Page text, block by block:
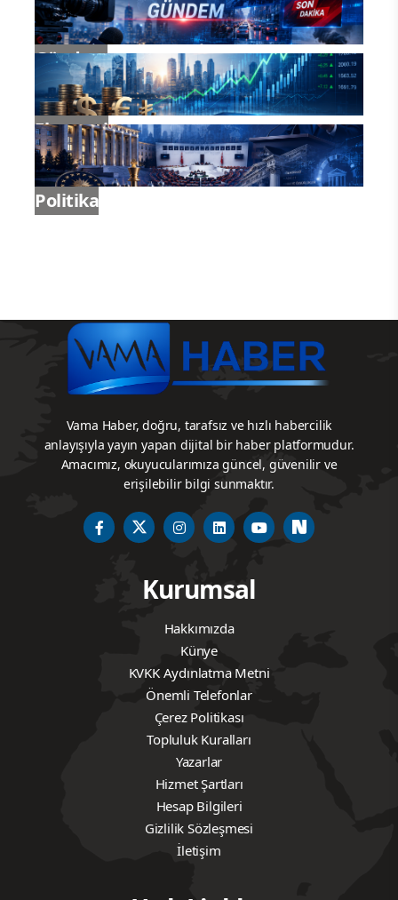
Gündem
Ekonomi
Politika
Vama Haber, doğru, tarafsız ve hızlı habercilik
anlayışıyla yayın yapan dijital bir haber platformudur.
Amacımız, okuyucularımıza güncel, güvenilir ve
erişilebilir bilgi sunmaktır.
Kurumsal
Hakkımızda
Künye
KVKK Aydınlatma Metni
Önemli Telefonlar
Çerez Politikası
Topluluk Kuralları
Yazarlar
Hizmet Şartları
Hesap Bilgileri
Gizlilik Sözleşmesi
İletişim